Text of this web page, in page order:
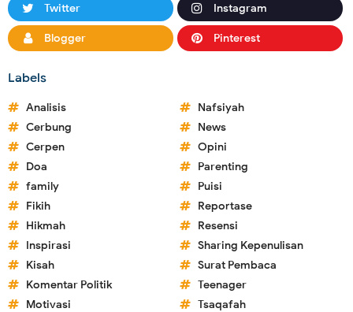
Twitter Instagram
Blogger Pinterest
Labels
Analisis
Cerbung
Cerpen
Doa
family
Fikih
Hikmah
Inspirasi
Kisah
Komentar Politik
Motivasi
Nafsiyah
News
Opini
Parenting
Puisi
Reportase
Resensi
Sharing Kepenulisan
Surat Pembaca
Teenager
Tsaqafah